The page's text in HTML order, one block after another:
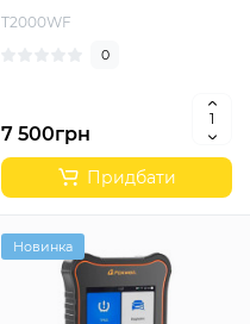
T2000WF
0
7 500грн
Придбати
Новинка